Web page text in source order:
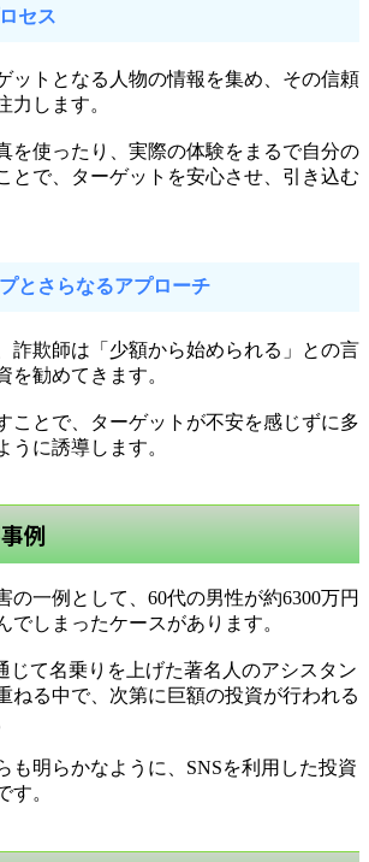
セス
ットとなる人物の情報を集め、その信頼
力します。
を使ったり、実際の体験をまるで自分の
とで、ターゲットを安心させ、引き込む
とさらなるアプローチ
詐欺師は「少額から始められる」との言
を勧めてきます。
ことで、ターゲットが不安を感じずに多
うに誘導します。
例
の一例として、60代の男性が約6300万円
でしまったケースがあります。
じて名乗りを上げた著名人のアシスタン
ねる中で、次第に巨額の投資が行われる
も明らかなように、SNSを利用した投資
す。